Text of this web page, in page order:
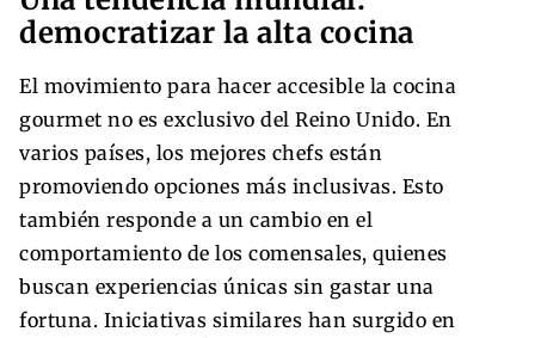
democratizar la alta cocina
El movimiento para hacer accesible la cocina
gourmet no es exclusivo del Reino Unido. En
varios países, los mejores chefs están
promoviendo opciones más inclusivas. Esto
también responde a un cambio en el
comportamiento de los comensales, quienes
buscan experiencias únicas sin gastar una
fortuna. Iniciativas similares han surgido en